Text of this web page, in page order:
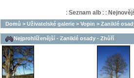
: Seznam alb: :
Domů > Uživatelské galerie > Vopin > Zaniklé
Nejprohlíženější - Zaniklé osady - Zhůří